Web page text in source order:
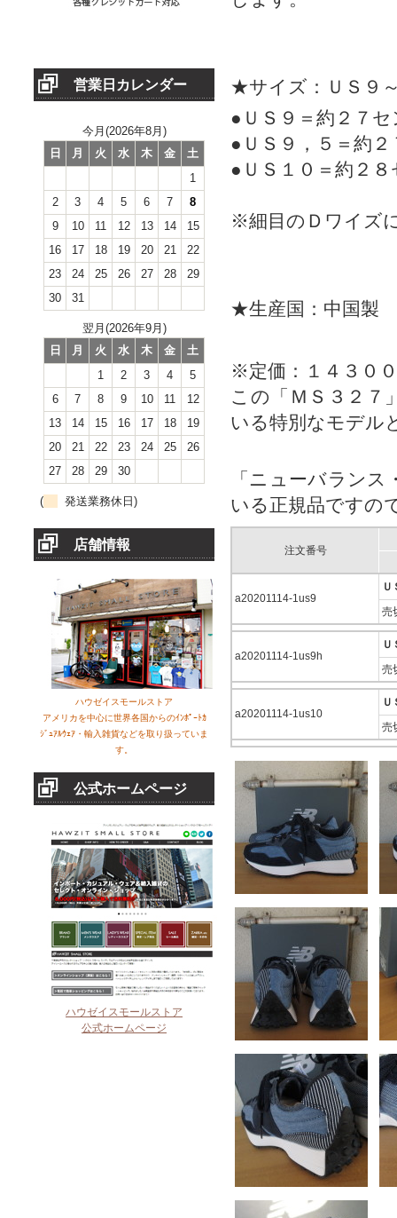
営業日カレンダー
今月(2026年8月)
日
月 火 水 木 金
土
1
2
3 4 5 6 7
8
9
10 11 12 13 14
15
16
17 18 19 20 21
22
23
24 25 26 27 28
29
30
31
翌月(2026年9月)
日
月 火 水 木 金
土
1
2 3 4
5
6
7 8 9 10 11
12
13
14 15 16 17 18
19
20
21 22 23 24 25
26
27
28 29 30
( 発送業務休日)
店舗情報
ハウゼイスモールストア
アメリカを中心に世界各国からのｲﾝﾎﾟｰﾄｶ
ｼﾞｭｱﾙｳｪｱ・輸入雑貨などを取り扱っていま
す。
公式ホームページ
ハウゼイスモールストア
公式ホームページ
★サイズ：ＵＳ９
●ＵＳ９＝約２７
●ＵＳ９，５＝約
●ＵＳ１０＝約２
※細目のＤワイズ
★生産国：中国製
※定価：１４３０
この「ＭＳ３２７
いる特別なモデル
「ニューバラン
いる正規品ですの
注文番号
a20201114-1us9
Ｕ
売
a20201114-1us9h
Ｕ
売
a20201114-1us10
Ｕ
売